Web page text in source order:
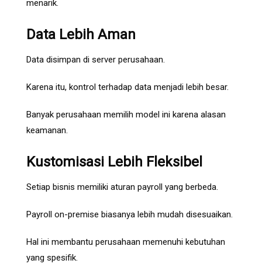
menarik.
Data Lebih Aman
Data disimpan di server perusahaan.
Karena itu, kontrol terhadap data menjadi lebih besar.
Banyak perusahaan memilih model ini karena alasan
keamanan.
Kustomisasi Lebih Fleksibel
Setiap bisnis memiliki aturan payroll yang berbeda.
Payroll on-premise biasanya lebih mudah disesuaikan.
Hal ini membantu perusahaan memenuhi kebutuhan
yang spesifik.